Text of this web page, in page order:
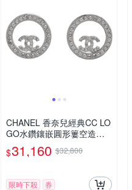
CHANEL 香奈兒經典CC LO
GO水鑽鑲嵌圓形簍空造型
穿式耳環(銀)
$31,160 $32,800
限時下殺 券